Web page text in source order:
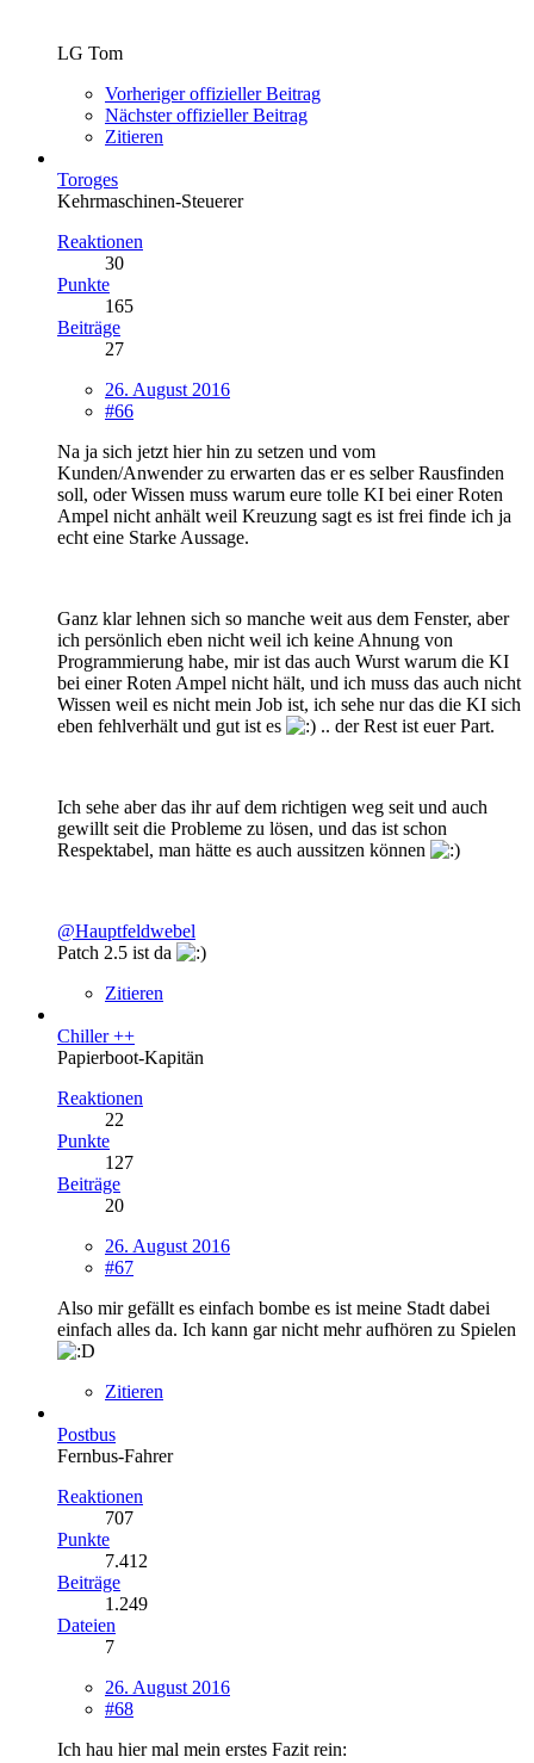
LG Tom
Vorheriger offizieller Beitrag
Nächster offizieller Beitrag
Zitieren
Toroges
Kehrmaschinen-Steuerer
Reaktionen
30
Punkte
165
Beiträge
27
26. August 2016
#66
Na ja sich jetzt hier hin zu setzen und vom
Kunden/Anwender zu erwarten das er es selber Rausfinden
soll, oder Wissen muss warum eure tolle KI bei einer Roten
Ampel nicht anhält weil Kreuzung sagt es ist frei finde ich ja
echt eine Starke Aussage.
Ganz klar lehnen sich so manche weit aus dem Fenster, aber
ich persönlich eben nicht weil ich keine Ahnung von
Programmierung habe, mir ist das auch Wurst warum die KI
bei einer Roten Ampel nicht hält, und ich muss das auch nicht
Wissen weil es nicht mein Job ist, ich sehe nur das die KI sich
eben fehlverhält und gut ist es
.. der Rest ist euer Part.
Ich sehe aber das ihr auf dem richtigen weg seit und auch
gewillt seit die Probleme zu lösen, und das ist schon
Respektabel, man hätte es auch aussitzen können
@Hauptfeldwebel
Patch 2.5 ist da
Zitieren
Chiller ++
Papierboot-Kapitän
Reaktionen
22
Punkte
127
Beiträge
20
26. August 2016
#67
Also mir gefällt es einfach bombe es ist meine Stadt dabei
einfach alles da. Ich kann gar nicht mehr aufhören zu Spielen
Zitieren
Postbus
Fernbus-Fahrer
Reaktionen
707
Punkte
7.412
Beiträge
1.249
Dateien
7
26. August 2016
#68
Ich hau hier mal mein erstes Fazit rein: